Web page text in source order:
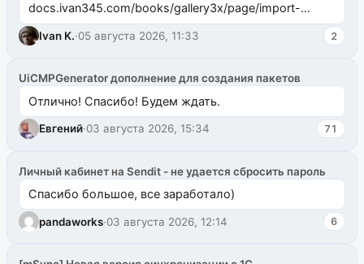
docs.ivan345.com/books/gallery3x/page/import-
ms2galleryphp
Ivan K.·05 августа 2026, 11:33 2
UiCMPGenerator дополнение для создания пакетов
Отлично! Спасибо! Будем ждать.
Евгений·03 августа 2026, 15:34 71
Личный кабинет на Sendit - не удается сбросить пароль
Спасибо большое, все заработало)
pandaworks·03 августа 2026, 12:14 6